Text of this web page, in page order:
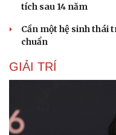
tích sau 14 năm
Cần một hệ sinh thái
chuẩn
GIẢI TRÍ